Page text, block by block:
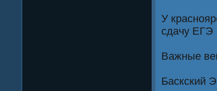
У
сдачу ЕГЭ
Важные
Баскский